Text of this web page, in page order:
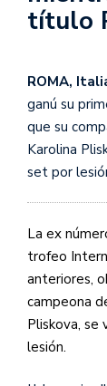
título
ROMA,
ganú su
que su
Karolina
set por
La ex
trofeo
anteriores,
campeona
Pliskova, se
lesión.